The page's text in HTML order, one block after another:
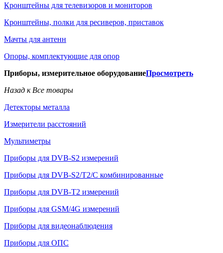
Кронштейны для телевизоров и мониторов
Кронштейны, полки для ресиверов, приставок
Мачты для антенн
Опоры, комплектующие для опор
Приборы, измерительное оборудованиеПросмотреть
Назад к Все товары
Детекторы металла
Измерители расстояний
Мультиметры
Приборы для DVB-S2 измерений
Приборы для DVB-S2/T2/C комбинированные
Приборы для DVB-T2 измерений
Приборы для GSM/4G измерений
Приборы для видеонаблюдения
Приборы для ОПС